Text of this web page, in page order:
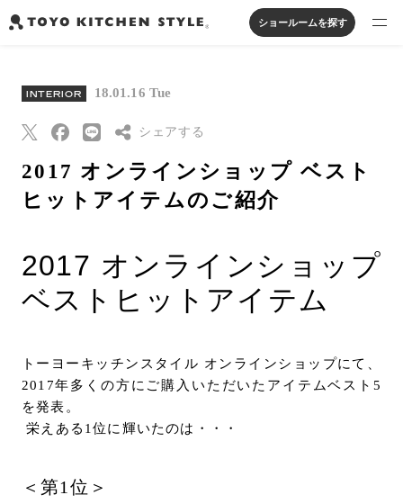
オープンキッチン
ペニンシュラキッチン
壁付けキッチン
セパレートキッチン
並列型キッチン
家具・照明・タイル
バス・洗面
実例から探す
私たちについて
オンラインストア
カタログを見る
よくあるご質問
お問い合わせ
CN
ショールームを探す
INTERIOR 18.01.16 Tue
シェアする
Threads
ク
Eメールで送信
2017 オンラインショップ ベスト
ヒットアイテムのご紹介
2017 オンラインショップ
ベストヒットアイテム
トーヨーキッチンスタイル オンラインショップにて、
2017年多くの方にご購入いただいたアイテムベスト5
を発表。
栄えある1位に輝いたのは・・・
＜第1位＞